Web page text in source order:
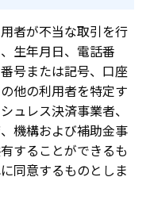
者が不当な取引を行
生年月日、電話番
号または記号、口座
他の利用者を特定す
ュレス決済事業者、
機構および補助金事
することができるも
同意するものとしま